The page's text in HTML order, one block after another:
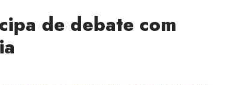
de debate com